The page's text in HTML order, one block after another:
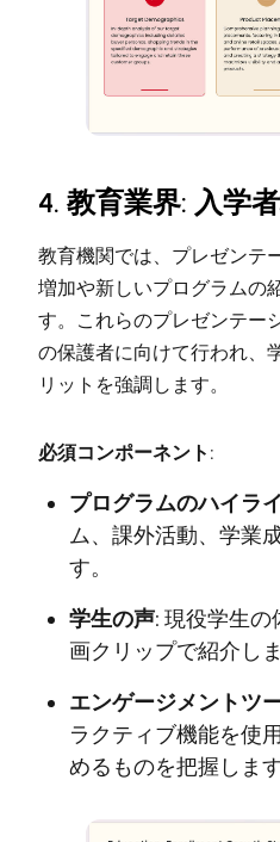
4. 教育業界: 入学
教育機関では、プレゼンテ
増加や新しいプログラムの
す。これらのプレゼンテー
の保護者に向けて行われ、
リットを強調します。
必須コンポーネント:
プログラムのハイラ
ム、課外活動、学業
す。
学生の声: 現役学生の
画クリップで紹介しま
エンゲージメントツ
ラクティブ機能を使
めるものを把握します